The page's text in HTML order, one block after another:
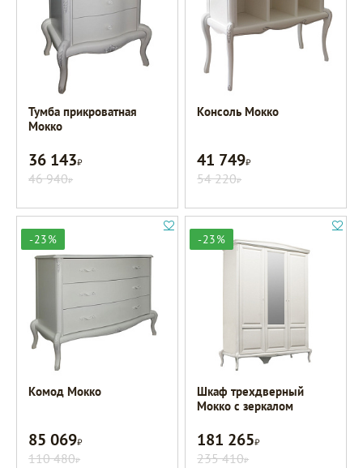
Тумба прикроватная
Мокко
36 143Р
46 940Р
Консоль Мокко
41 749Р
54 220Р
-23%
Комод Мокко
85 069Р
110 480Р
-23%
Шкаф трехдверный
Мокко с зеркалом
181 265Р
235 410Р